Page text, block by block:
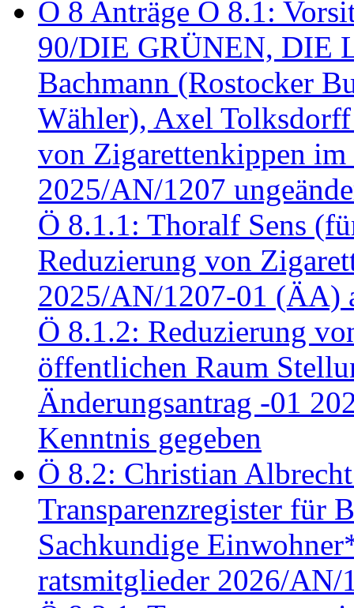
Ö 8 Anträge Ö 8.1:
90/DIE GRÜNEN, DIE
Bachmann (Rostocker
Wähler), Axel
von Zigarettenkippen
2025/AN/1207
Ö 8.1.1: Thoralf Sens
Reduzierung von
2025/AN/1207-01 (ÄA)
Ö 8.1.2: Reduzierung
öffentlichen Raum
Änderungsantrag -01
Kenntnis gegeben
Ö 8.2: Christian
Transparenzregister für
Sachkundige
ratsmitglieder 2026/AN/